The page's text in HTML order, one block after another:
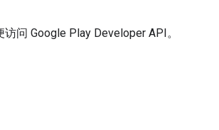
问 Google Play Developer API。